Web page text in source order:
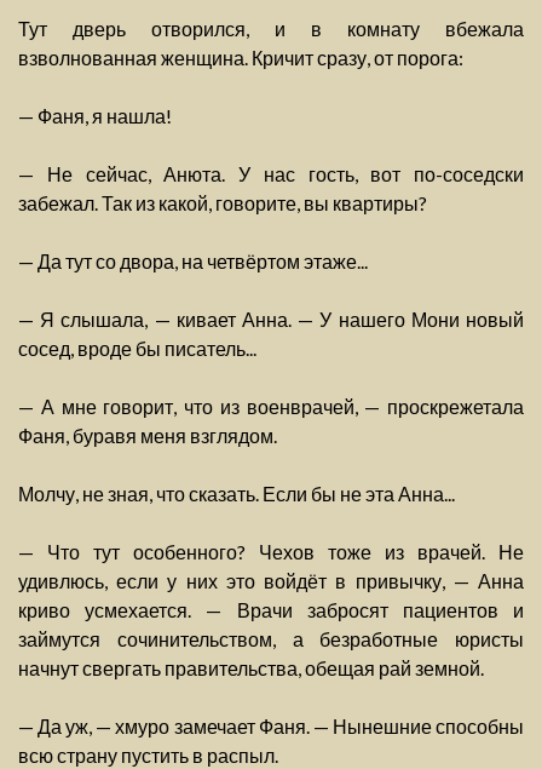
Тут дверь отворился, и в комнату вбежала
взволнованная женщина. Кричит сразу, от порога:
— Фаня, я нашла!
— Не сейчас, Анюта. У нас гость, вот по-соседски
забежал. Так из какой, говорите, вы квартиры?
— Да тут со двора, на четвёртом этаже...
— Я слышала, — кивает Анна. — У нашего Мони новый
сосед, вроде бы писатель...
— А мне говорит, что из военврачей, — проскрежетала
Фаня, буравя меня взглядом.
Молчу, не зная, что сказать. Если бы не эта Анна...
— Что тут особенного? Чехов тоже из врачей. Не
удивлюсь, если у них это войдёт в привычку, — Анна
криво усмехается. — Врачи забросят пациентов и
займутся сочинительством, а безработные юристы
начнут свергать правительства, обещая рай земной.
— Да уж, — хмуро замечает Фаня. — Нынешние способны
всю страну пустить в распыл.